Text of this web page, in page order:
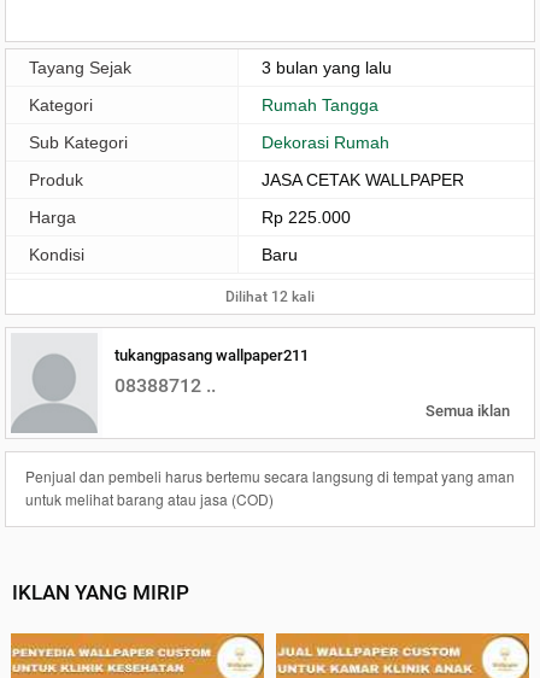
Tayang Sejak
3 bulan yang lalu
Kategori
Rumah Tangga
Sub Kategori
Dekorasi Rumah
Produk
JASA CETAK WALLPAPER
Harga
Rp 225.000
Kondisi
Baru
Dilihat 12 kali
tukangpasang wallpaper211
08388712 ..
Semua iklan
Penjual dan pembeli harus bertemu secara langsung di tempat yang aman
untuk melihat barang atau jasa (COD)
IKLAN YANG MIRIP